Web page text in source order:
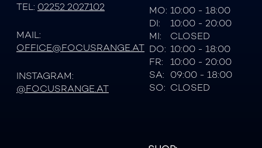
TEL: 02252 2027102
MAIL:
OFFICE@FOCUSRANGE.AT
INSTAGRAM:
@FOCUSRANGE.AT
MO: 10:00 - 18:00
DI:
10:00 - 20:00
MI:
CLOSED
DO: 10:00 - 18:00
FR:
10:00 - 20:00
SA: 09:00 - 18:00
SO: CLOSED